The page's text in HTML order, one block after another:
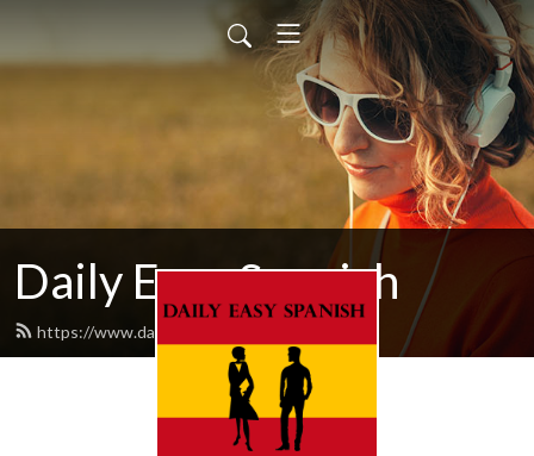
Daily Easy Spanish
https://www.dailyeasyspanish.com/feed.xml